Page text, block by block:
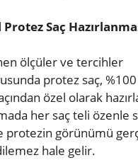
Saç
ölçüler ve tercihler
protez saç,
özel olarak
her saç teli özenle
protezin görünümü
hale gelir.